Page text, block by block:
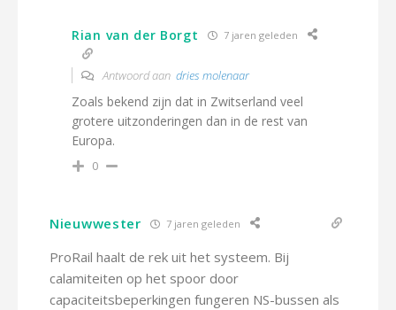
Rian van der Borgt 7 jaren geleden
Antwoord aan dries molenaar
Zoals bekend zijn dat in Zwitserland veel
grotere uitzonderingen dan in de rest van
Europa.
0
Nieuwwester 7 jaren geleden
ProRail haalt de rek uit het systeem. Bij
calamiteiten op het spoor door
capaciteitsbeperkingen fungeren NS-bussen als